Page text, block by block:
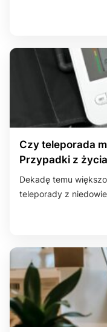
Czy teleporada
Przypadki z
Dekadę temu
teleporady z